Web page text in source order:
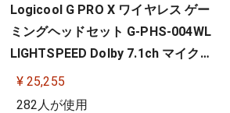
Logicool G PRO X ワイヤレス ゲー
ミングヘッドセット G-PHS-004WL
LIGHTSPEED Dolby 7.1ch マイク付
き 20時間連続使用可能 軽量 充電式
PS5 PS4 PC ゲーミング ヘッドセッ
¥ 25,255
282人が使用